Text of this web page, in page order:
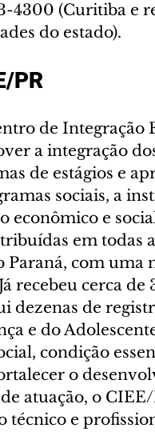
4300 (Curitiba e
do estado).
PR
de Integração
a integração
de estágios e
sociais, a
econômico e
em todas
Paraná, com uma
recebeu cerca
dezenas de
e do
condição
o
atuação, o
técnico e